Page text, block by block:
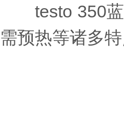
testo 350蓝
需预热等诸多特